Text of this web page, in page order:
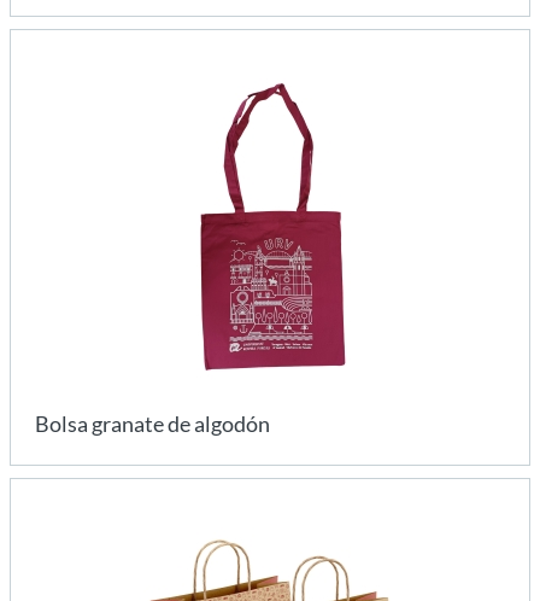
Bolsa granate de algodón